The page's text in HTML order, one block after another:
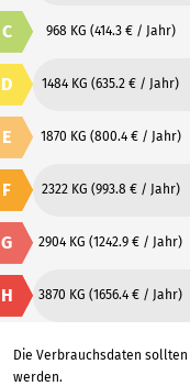
C 968 KG (414.3 € / Jahr)
D 1484 KG (635.2 € / Jahr)
E 1870 KG (800.4 € / Jahr)
F 2322 KG (993.8 € / Jahr)
G 2904 KG (1242.9 € / Jahr)
H 3870 KG (1656.4 € / Jahr)
Die Verbrauchsdaten
werden.